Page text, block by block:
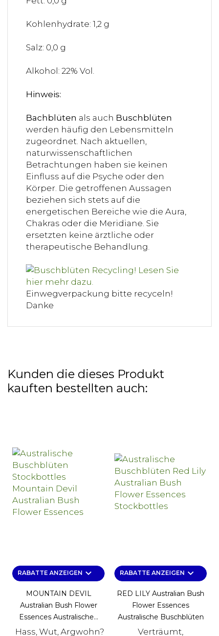
Kohlenhydrate: 1,2 g
Salz: 0,0 g
Alkohol: 22% Vol.
Hinweis:
Bachblüten als auch Buschblüten
werden häufig den Lebensmitteln
zugeordnet. Nach aktuellen,
naturwissenschaftlichen
Betrachtungen haben sie keinen
Einfluss auf die Psyche oder den
Körper. Die getroffenen Aussagen
beziehen sich stets auf die
energetischen Bereiche wie die Aura,
Chakras oder die Meridiane. Sie
ersetzten keine ärztliche oder
therapeutische Behandlung.
Einwegverpackung bitte recyceln!
Danke
Kunden die dieses Produkt
kauften bestellten auch:
RABATTE ANZEIGEN keyboard_arrow_down
MOUNTAIN DEVIL
Australian Bush Flower
Essences Australische...
Hass, Wut, Argwohn?
RABATTE ANZEIGEN keyboard_arrow_down
RED LILY Australian Bush
Flower Essences
Australische Buschblüten
Verträumt,